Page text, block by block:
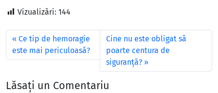
Vizualizări: 144
Ce tip de hemoragie
este mai periculoasă?
Cine nu este obligat să
poarte centura de
siguranţă?
Lăsați un Comentariu